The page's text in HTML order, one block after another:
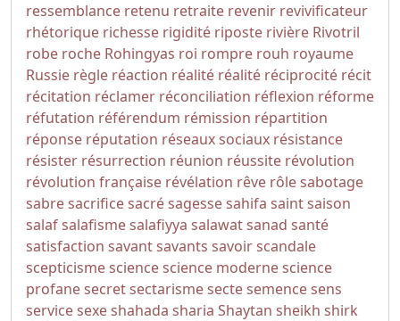
ressemblance retenu retraite revenir revivificateur
rhétorique richesse rigidité riposte rivière Rivotril
robe roche Rohingyas roi rompre rouh royaume
Russie règle réaction réalité réalité réciprocité récit
récitation réclamer réconciliation réflexion réforme
réfutation référendum rémission répartition
réponse réputation réseaux sociaux résistance
résister résurrection réunion réussite révolution
révolution française révélation rêve rôlesabotage
sabresacrificesacrésagessesahifa saintsaison
salafsalafismesalafiyya salawatsanad santé
satisfaction savantsavants savoirscandale
scepticismesciencescience modernescience
profanesecretsectarismesectesemencesens
servicesexeshahada sharia Shaytan sheikh shirk